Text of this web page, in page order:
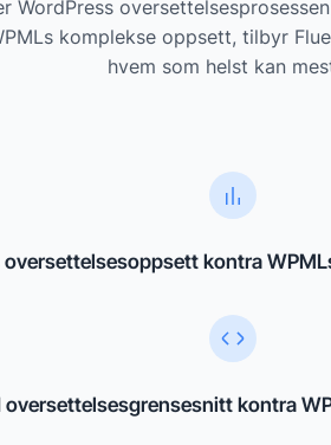
WordPress
komplekse oppsett, tilbyr
hvem som helst kan
kontra
kontra